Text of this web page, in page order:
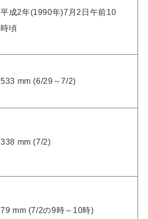
平成2年(1990年)7月2日午前10
時頃
533 mm (6/29～7/2)
338 mm (7/2)
79 mm (7/2の9時～10時)